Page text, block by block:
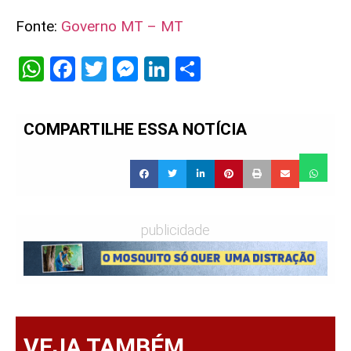
Fonte: Governo MT – MT
WhatsApp
Facebook
Twitter
Messenger
LinkedIn
COMPARTILHE ESSA NOTÍCIA
publicidade